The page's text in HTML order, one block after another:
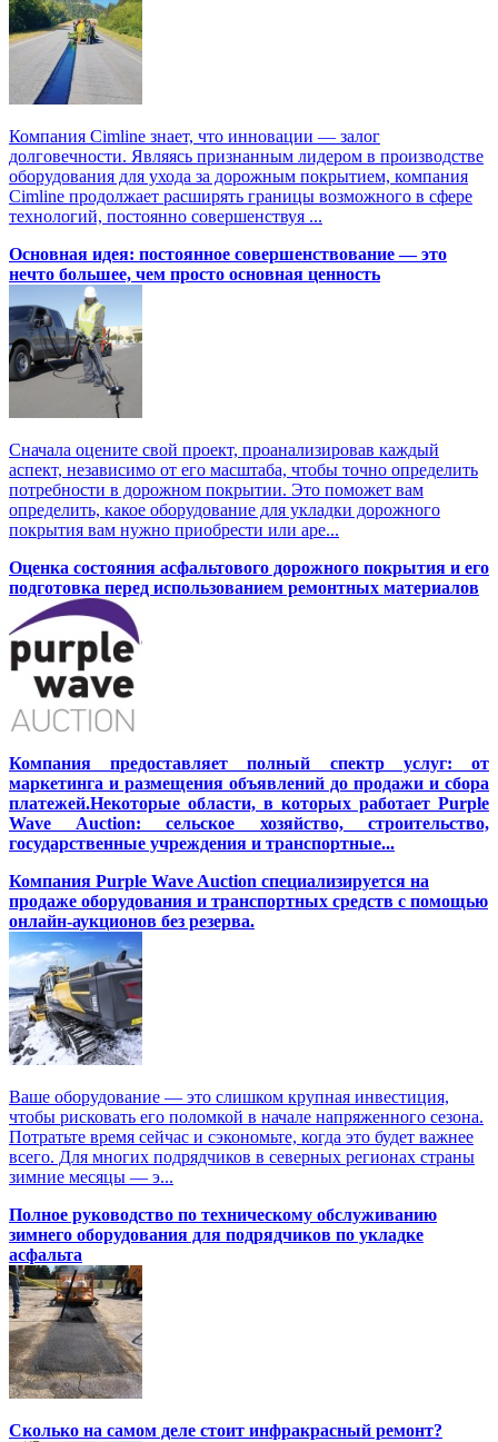
Компания Cimline знает, что инновации — залог
долговечности. Являясь признанным лидером в производстве
оборудования для ухода за дорожным покрытием, компания
Cimline продолжает расширять границы возможного в сфере
технологий, постоянно совершенствуя ...
Основная идея: постоянное совершенствование — это
нечто большее, чем просто основная ценность
Сначала оцените свой проект, проанализировав каждый
аспект, независимо от его масштаба, чтобы точно определить
потребности в дорожном покрытии. Это поможет вам
определить, какое оборудование для укладки дорожного
покрытия вам нужно приобрести или аре...
Оценка состояния асфальтового дорожного покрытия и его
подготовка перед использованием ремонтных материалов
Компания предоставляет полный спектр услуг: от
маркетинга и размещения объявлений до продажи и сбора
платежей.Некоторые области, в которых работает Purple
Wave Auction: сельское хозяйство, строительство,
государственные учреждения и транспортные...
Компания Purple Wave Auction специализируется на
продаже оборудования и транспортных средств с помощью
онлайн-аукционов без резерва.
Ваше оборудование — это слишком крупная инвестиция,
чтобы рисковать его поломкой в начале напряженного сезона.
Потратьте время сейчас и сэкономьте, когда это будет важнее
всего. Для многих подрядчиков в северных регионах страны
зимние месяцы — э...
Полное руководство по техническому обслуживанию
зимнего оборудования для подрядчиков по укладке
асфальта
Сколько на самом деле стоит инфракрасный ремонт?